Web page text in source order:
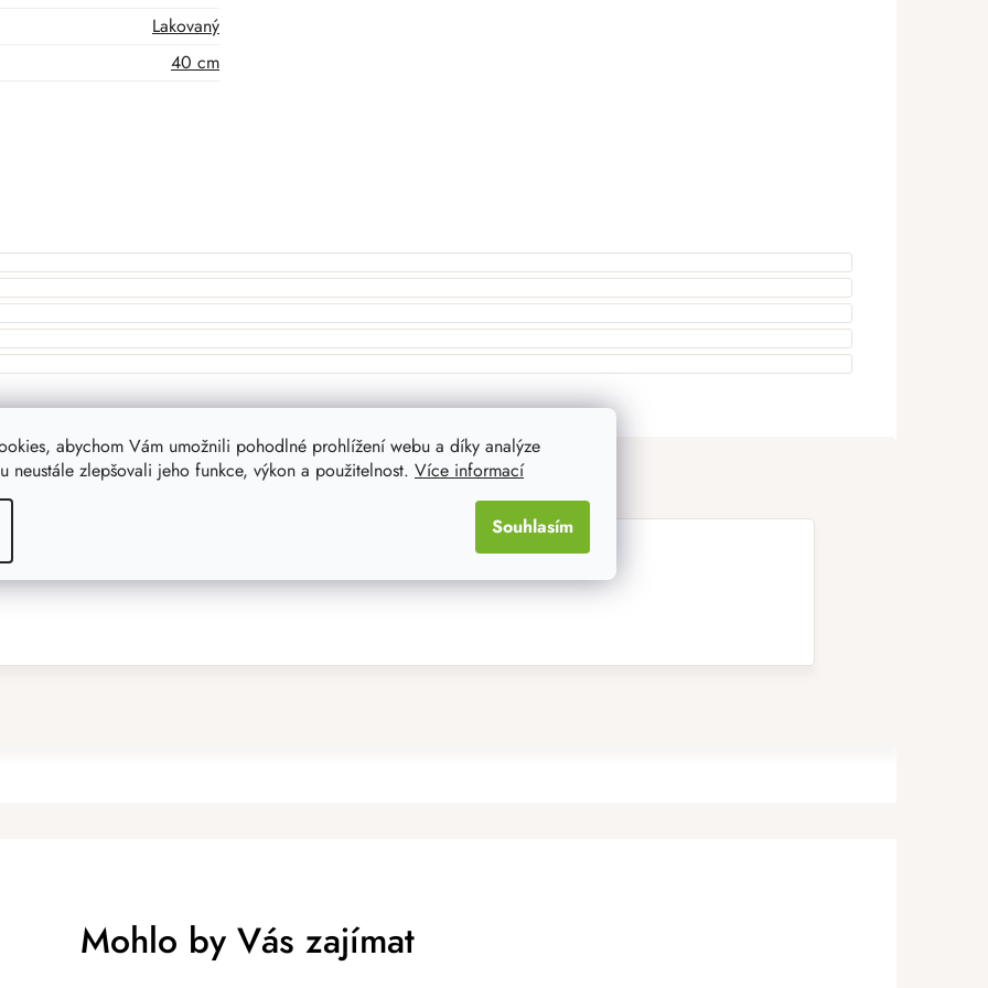
abychom Vám umožnili pohodlné prohlížení webu a díky analýze
neustále zlepšovali jeho funkce, výkon a použitelnost. Více informací
Souhlasím
Lakovaný
40 cm
Mohlo by Vás zajímat